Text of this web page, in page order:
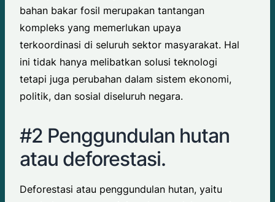
bahan bakar fosil merupakan tantangan
kompleks yang memerlukan upaya
terkoordinasi di seluruh sektor masyarakat. Hal
ini tidak hanya melibatkan solusi teknologi
tetapi juga perubahan dalam sistem ekonomi,
politik, dan sosial diseluruh negara.
#2 Penggundulan hutan
atau deforestasi.
Deforestasi atau penggundulan hutan, yaitu